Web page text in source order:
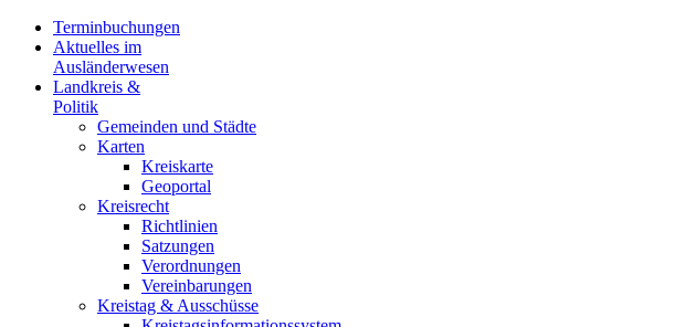
Terminbuchungen
Aktuelles im
Ausländerwesen
Landkreis &
Politik
Gemeinden und Städte
Karten
Kreiskarte
Geoportal
Kreisrecht
Richtlinien
Satzungen
Verordnungen
Vereinbarungen
Kreistag & Ausschüsse